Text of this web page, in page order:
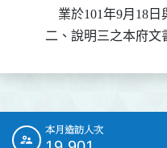
業於101年9月
二、說明三之本府
::: 本月造訪人次